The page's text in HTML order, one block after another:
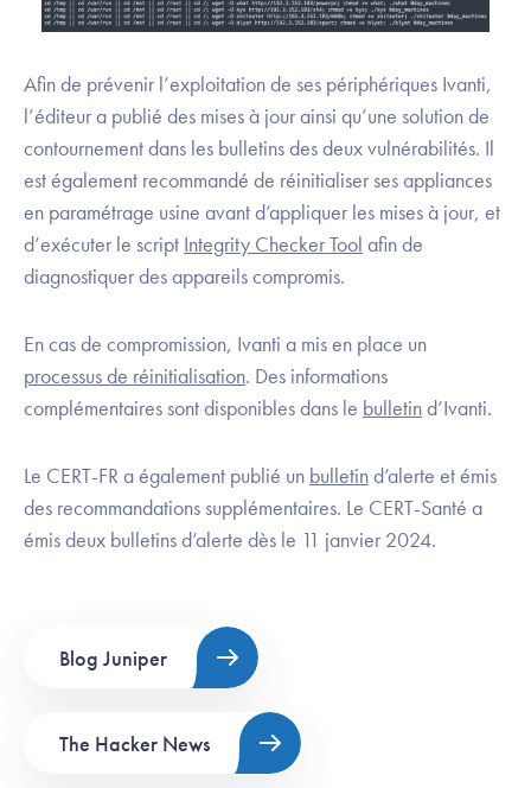
Afin de prévenir l’exploitation de ses périphériques Ivanti,
l’éditeur a publié des mises à jour ainsi qu’une solution de
contournement dans les bulletins des deux vulnérabilités. Il
est également recommandé de réinitialiser ses appliances
en paramétrage usine avant d’appliquer les mises à jour, et
d’exécuter le script Integrity Checker Tool afin de
diagnostiquer des appareils compromis.
En cas de compromission, Ivanti a mis en place un
processus de réinitialisation. Des informations
complémentaires sont disponibles dans le bulletind’Ivanti.
Le CERT-FR a également publié un bulletind’alerte et émis
des recommandations supplémentaires. Le CERT-Santé a
émis deux bulletins d’alerte dès le 11 janvier 2024.
Blog Juniper
The Hacker News